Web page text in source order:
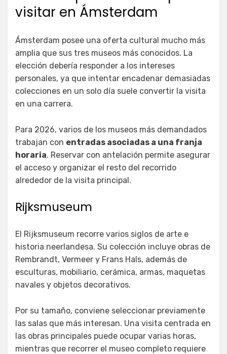
visitar en Ámsterdam
Ámsterdam posee una oferta cultural mucho más
amplia que sus tres museos más conocidos. La
elección debería responder a los intereses
personales, ya que intentar encadenar demasiadas
colecciones en un solo día suele convertir la visita
en una carrera.
Para 2026, varios de los museos más demandados
trabajan con entradas asociadas a una franja
horaria. Reservar con antelación permite asegurar
el acceso y organizar el resto del recorrido
alrededor de la visita principal.
Rijksmuseum
El Rijksmuseum recorre varios siglos de arte e
historia neerlandesa. Su colección incluye obras de
Rembrandt, Vermeer y Frans Hals, además de
esculturas, mobiliario, cerámica, armas, maquetas
navales y objetos decorativos.
Por su tamaño, conviene seleccionar previamente
las salas que más interesan. Una visita centrada en
las obras principales puede ocupar varias horas,
mientras que recorrer el museo completo requiere